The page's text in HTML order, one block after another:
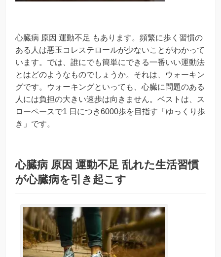
心臓病 原因 運動不足 もあります。頻繁に歩く習慣の
ある人は悪玉コレステロールが少ないことがわかって
います。では、誰にでも簡単にできる一番いい運動法
とはどのようなものでしょうか。それは、ウォーキン
グです。ウォーキングといっても、心臓に問題のある
人には負担の大きい速歩は向きません。ベストは、ス
ローペースで1 日につき6000歩を目指す「ゆっくり歩
き」です。
心臓病 原因 運動不足 乱れた生活習慣
が心臓病を引き起こす